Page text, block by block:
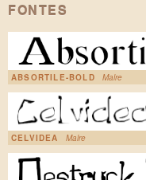
FONTES
ABSORTILE-BOLD Malre
CELVIDEA Malre